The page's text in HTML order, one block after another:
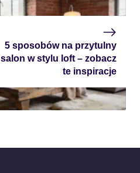
5 sposobów na przytulny
salon w stylu loft – zobacz
te inspiracje